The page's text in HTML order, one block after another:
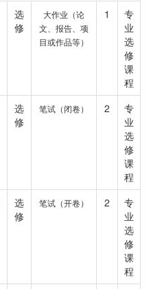
选
修
大作业（论
文、报告、项
目或作品等）
1
专
业
选
修
课
程
选
修
笔试（闭卷） 2
专
业
选
修
课
程
选
修
笔试（开卷） 2
专
业
选
修
课
程